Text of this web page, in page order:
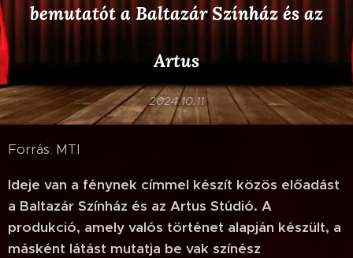
bemutatót a Baltazár Színház és az
Artus
2024.10.11
Forrás: MTI
Ideje van a fénynek címmel készít közös előadást
a Baltazár Színház és az Artus Stúdió. A
produkció, amely valós történet alapján készült, a
másként látást mutatja be vak színész